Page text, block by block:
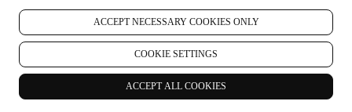
ACCEPT NECESSARY COOKIES ONLY
COOKIE SETTINGS
ACCEPT ALL COOKIES
interesse (debitamente bilanciato con i vostri diritti e libertà) di
inviarvi delle e mail di reminder (ricordo) nel caso in cui
abbiate aggiunto articoli al vostro carrello online, senza
completare l’acquisto. Nel caso in cui non finalizziate
l’acquisto entro un determinato periodo di tempo, nessuna
ulteriore comunicazione di sollecito vi verrà inviata.